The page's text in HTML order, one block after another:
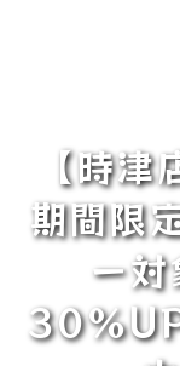
【時
期間限
ー